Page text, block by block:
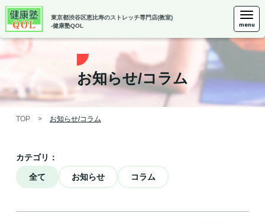
東京都渋谷区恵比寿のストレッチ専門店(教室)
-健康塾QOL
menu
お知らせ/コラム
TOP > お知らせ/コラム
カテゴリ：
全て お知らせ コラム